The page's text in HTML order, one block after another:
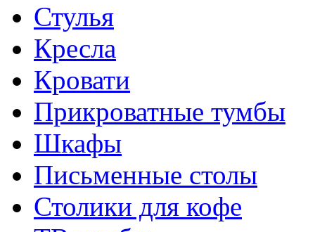
Стулья
Кресла
Кровати
Прикроватные тумбы
Шкафы
Письменные столы
Столики для кофе